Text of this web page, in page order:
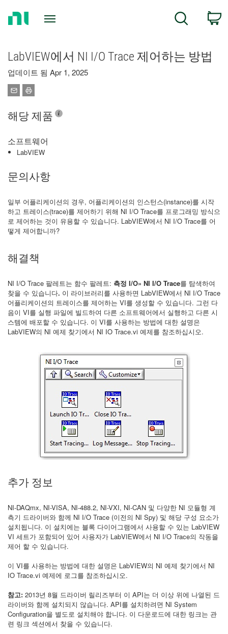
Search
LabVIEW에서 NI I/O Trace 제어하는 방법
업데이트 됨 Apr 1, 2025
해당 제품
소프트웨어
LabVIEW
문의사항
일부 어플리케이션의 경우, 어플리케이션의 인스턴스(instance)를 시작
하고 트레이스(trace)를 제어하기 위해 NI I/O Trace를 프로그래밍 방식으
로 제어하는 것이 유용할 수 있습니다. LabVIEW에서 NI I/O Trace를 어
떻게 제어합니까?
해결책
NI I/O Trace 팔레트는 함수 팔레트: 측정 I/O» NI I/O Trace를 탐색하여
찾을 수 있습니다. 이 라이브러리를 사용하면 LabVIEW에서 NI I/O Trace
어플리케이션의 트레이스를 제어하는 VI를 생성할 수 있습니다. 그런 다
음이 VI를 실행 파일에 빌드하여 다른 소프트웨어에서 실행하고 다른 시
스템에 배포할 수 있습니다. 이 VI를 사용하는 방법에 대한 설명은
LabVIEW의 NI 예제 찾기에서 NI IO Trace.vi 예제를 참조하십시오.
추가 정보
NI-DAQmx, NI-VISA, NI-488.2, NI-VXI, NI-CAN 및 다양한 NI 모듈형 계
측기 드라이버와 함께 NI I/O Trace (이전의 NI Spy) 및 해당 구성 요소가
설치됩니다. 이 설치에는 블록 다이어그램에서 사용할 수 있는 LabVIEW
VI 세트가 포함되어 있어 사용자가 LabVIEW에서 NI I/O Trace의 작동을
제어 할 수 있습니다.
이 VI를 사용하는 방법에 대한 설명은 LabVIEW의 NI 예제 찾기에서 NI
IO Trace.vi 예제에 로그를 참조하십시오.
참고: 2013년 8월 드라이버 릴리즈부터 이 API는 더 이상 위에 나열된 드
라이버와 함께 설치되지 않습니다. API를 설치하려면 NI System
Configuration을 별도로 설치해야 합니다. 이 다운로드에 대한 링크는 관
련 링크 섹션에서 찾을 수 있습니다.